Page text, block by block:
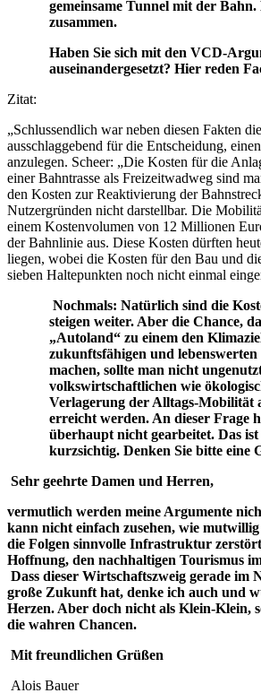
gemeinsame Tunnel mit der Bahn.
zusammen.
Haben Sie sich mit den VCD-
auseinandergesetzt? Hier reden
Zitat:
„Schlussendlich war neben diesen Fakten
ausschlaggebend für die Entscheidung,
anzulegen. Scheer: „Die Kosten für die
einer Bahntrasse als Freizeitwadweg sind
den Kosten zur Reaktivierung der
Nutzergründen nicht darstellbar. Die
einem Kostenvolumen von 12 Millionen
der Bahnlinie aus. Diese Kosten dürften
liegen, wobei die Kosten für den Bau und
sieben Haltepunkten noch nicht einmal
Nochmals: Natürlich sind die
steigen weiter. Aber die Chance,
„Autoland“ zu einem den
zukunftsfähigen und lebenswerten
machen, sollte man nicht
volkswirtschaftlichen wie
Verlagerung der Alltags-Mobilität
erreicht werden. An dieser Frage
überhaupt nicht gearbeitet. Das
kurzsichtig. Denken Sie bitte eine
Sehr geehrte Damen und Herren,
vermutlich werden meine Argumente
kann nicht einfach zusehen, wie
die Folgen sinnvolle Infrastruktur
Hoffnung, den nachhaltigen Tourismus
Dass dieser Wirtschaftszweig gerade im
große Zukunft hat, denke ich auch und
Herzen. Aber doch nicht als Klein-Klein,
die wahren Chancen.
Mit freundlichen Grüßen
Alois Bauer